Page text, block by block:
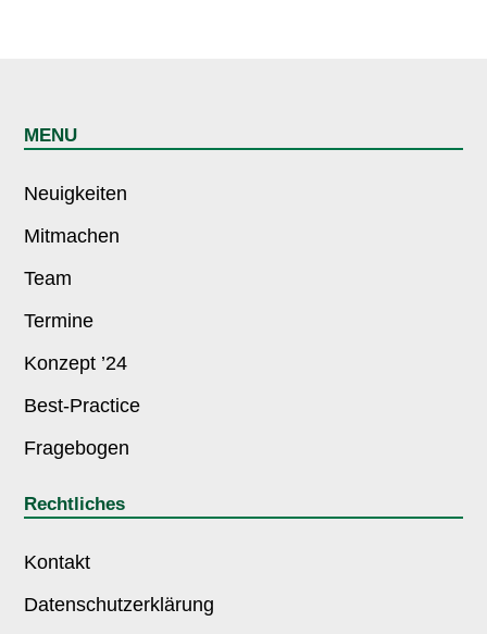
MENU
Neuigkeiten
Mitmachen
Team
Termine
Konzept ’24
Best-Practice
Fragebogen
Rechtliches
Kontakt
Datenschutzerklärung